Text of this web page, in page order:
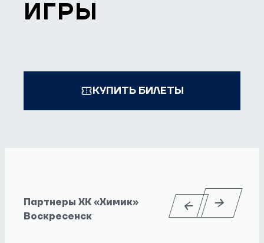
ИГРЫ
КУПИТЬ БИЛЕТЫ
Партнеры ХК «Химик»
Воскресенск